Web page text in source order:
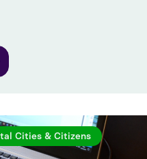
Cities & Citizens